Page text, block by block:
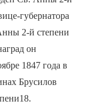
губернатора
2-й степени
он
1847 года в
Брусилов